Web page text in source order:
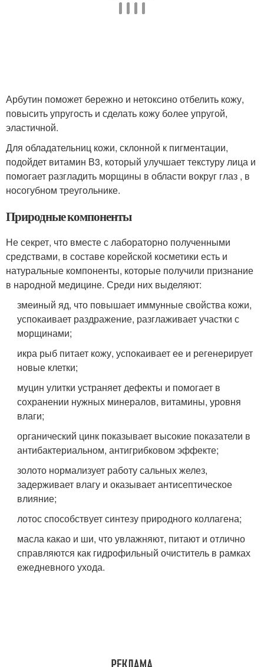
Арбутин поможет бережно и нетоксино отбелить кожу,
повысить упругость и сделать кожу более упругой,
эластичной.
Для обладательниц кожи, склонной к пигментации,
подойдет витамин В3, который улучшает текстуру лица и
помогает разгладить морщины в области вокруг глаз , в
носогубном треугольнике.
Природные компоненты
Не секрет, что вместе с лабораторно полученными
средствами, в составе корейской косметики есть и
натуральные компоненты, которые получили признание
в народной медицине. Среди них выделяют:
змеиный яд, что повышает иммунные свойства кожи,
успокаивает раздражение, разглаживает участки с
морщинами;
икра рыб питает кожу, успокаивает ее и регенерирует
новые клетки;
муцин улитки устраняет дефекты и помогает в
сохранении нужных минералов, витамины, уровня
влаги;
органический цинк показывает высокие показатели в
антибактериальном, антигрибковом эффекте;
золото нормализует работу сальных желез,
задерживает влагу и оказывает антисептическое
влияние;
лотос способствует синтезу природного коллагена;
масла какао и ши, что увлажняют, питают и отлично
справляются как гидрофильный очиститель в рамках
ежедневного ухода.